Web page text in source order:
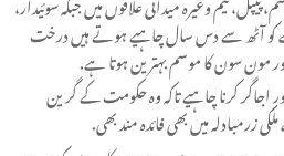
کو آٹھ سے دس سال چاہیے ہوتے ہیں درخت
مون سون کا موسم بہترین ہوتا ہے.
کرنا چاہیے تاکہ وہ حکومت کے گرین
میں بھی فائدہ مند بھی.